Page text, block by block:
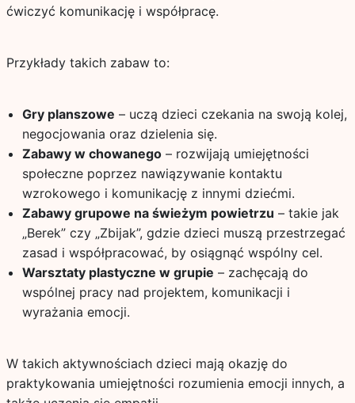
ćwiczyć komunikację i współpracę.
Przykłady takich zabaw to:
Gry planszowe – uczą dzieci czekania na swoją kolej,
negocjowania oraz dzielenia się.
Zabawy w chowanego– rozwijają umiejętności
społeczne poprzez nawiązywanie kontaktu
wzrokowego i komunikację z innymi dziećmi.
Zabawy grupowe na świeżym powietrzu – takie jak
„Berek” czy „Zbijak”, gdzie dzieci muszą przestrzegać
zasad i współpracować, by osiągnąć wspólny cel.
Warsztaty plastyczne w grupie – zachęcają do
wspólnej pracy nad projektem, komunikacji i
wyrażania emocji.
W takich aktywnościach dzieci mają okazję do
praktykowania umiejętności rozumienia emocji innych, a